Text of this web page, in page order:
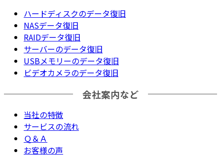
ハードディスクのデータ復旧
NASデータ復旧
RAIDデータ復旧
サーバーのデータ復旧
USBメモリーのデータ復旧
ビデオカメラのデータ復旧
会社案内など
当社の特徴
サービスの流れ
Ｑ＆Ａ
お客様の声